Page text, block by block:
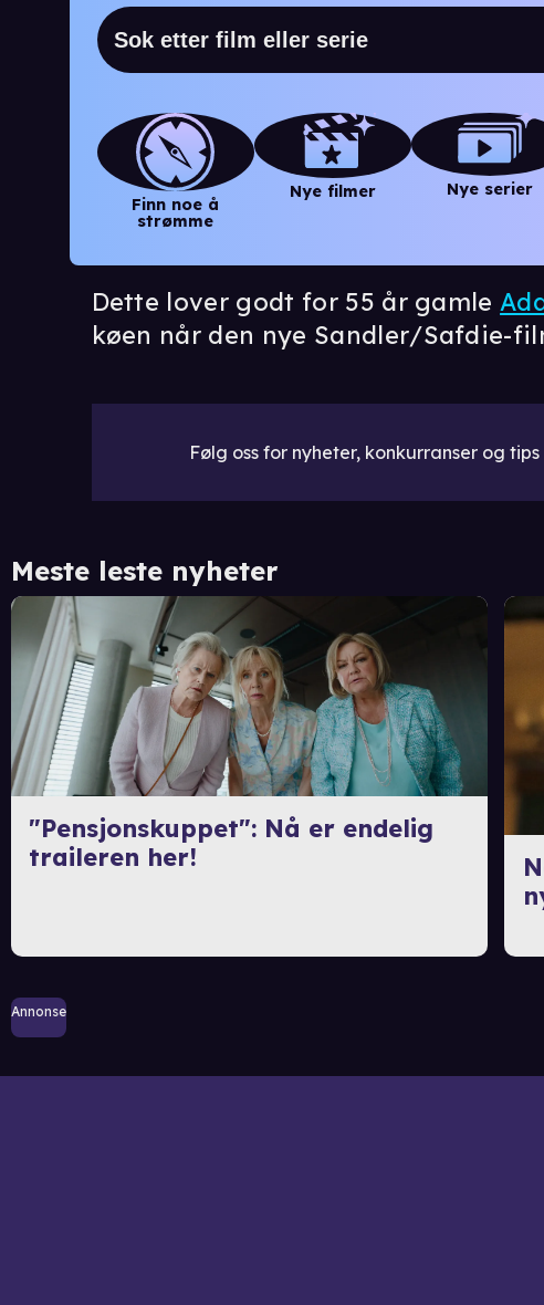
Finn noe å
strømme
Nye filmer Nye serier
Dette lover godt for 55 år gamle
køen når den nye Sandler/Safdie-
Følg oss for nyheter, konkurranser og
Meste leste nyheter
"Pensjonskuppet": Nå er endelig
traileren her!
Annonse